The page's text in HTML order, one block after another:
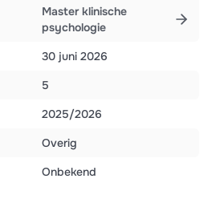
Master klinische
psychologie
30 juni 2026
5
2025/2026
Overig
Onbekend